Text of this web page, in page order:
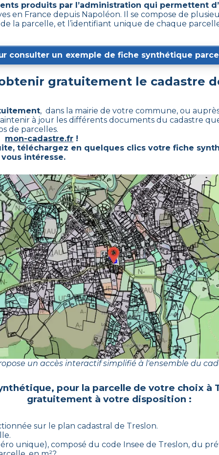
produits par l’administration qui permettent
en France depuis Napoléon. Il se compose de
la parcelle, et l’identifiant unique de chaque
consulter un exemple de fiche synthétique
gratuitement le cadastre
, dans la mairie de votre commune, ou
à jour les différents documents du cadastre
de parcelles.
mon-cadastre.fr !
téléchargez en quelques clics votre fiche
intéresse.
un accès interactif simplifié à l'ensemble du
pour la parcelle de votre choix à
gratuitement à votre disposition :
sur le plan cadastral de Treslon.
unique), composé du code Insee de Treslon, du